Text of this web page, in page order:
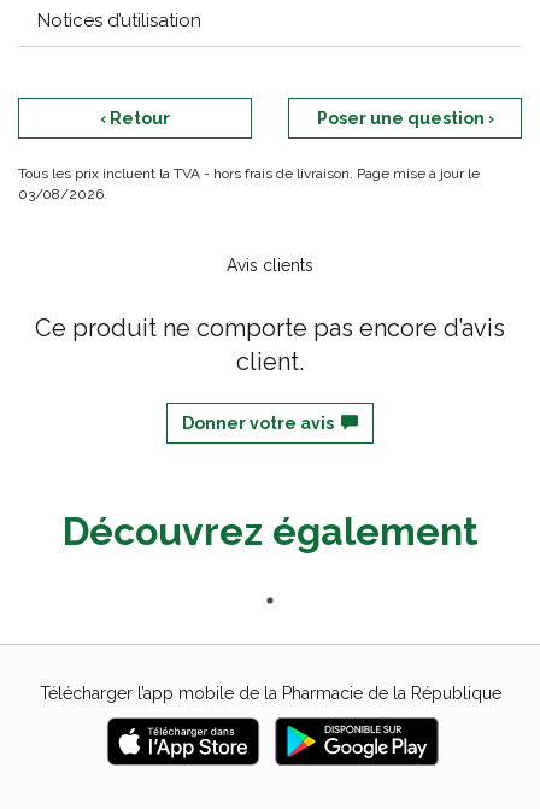
Notices d’utilisation
‹ Retour Poser une question ›
Tous les prix incluent la TVA - hors frais de livraison. Page mise à jour le
03/08/2026.
Avis clients
Ce produit ne comporte pas encore d’avis
client.
Donner votre avis
Découvrez également
Télécharger l’app mobile de la Pharmacie de la République